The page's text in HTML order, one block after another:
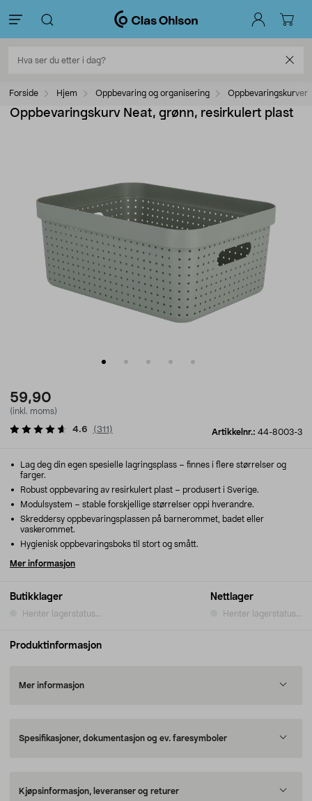
Forside Hjem Oppbevaring og organisering Oppbevaringskurver
Oppbevaringskurv Neat, grønn, resirkulert plast
59,90
(inkl. moms)
Artikkelnr.: 44-8003-3
4.6 (311 )
Butikklager
Henter lagerstatus...
Nettlager
Henter lagerstatus...
Lag deg din egen spesielle lagringsplass – finnes i flere størrelser og
farger.
Robust oppbevaring av resirkulert plast – produsert i Sverige.
Modulsystem – stable forskjellige størrelser oppi hverandre.
Skreddersy oppbevaringsplassen på barnerommet, badet eller
vaskerommet.
Hygienisk oppbevaringsboks til stort og smått.
Mer informasjon
Produktinformasjon
Mer informasjon
Spesifikasjoner, dokumentasjon og ev. faresymboler
Kjøpsinformasjon, leveranser og returer